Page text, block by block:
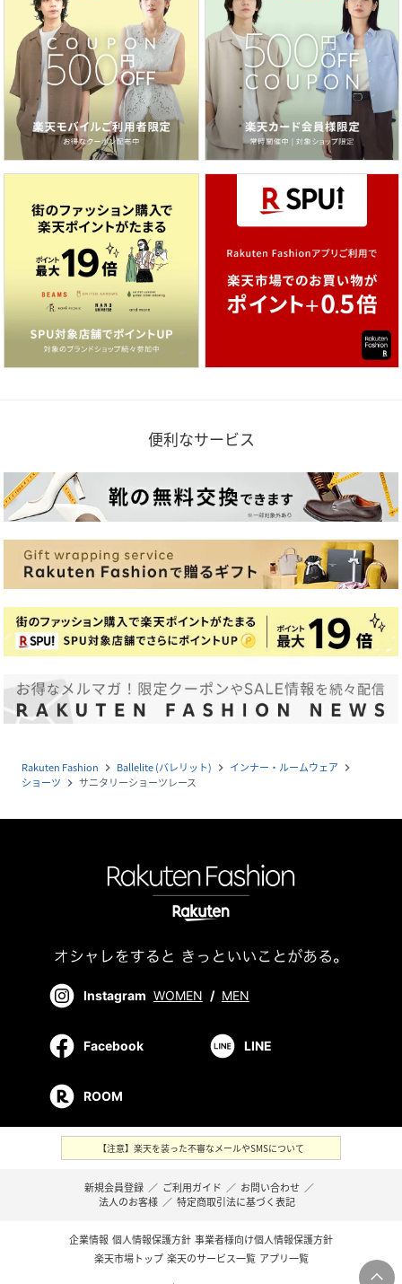
便利なサービス
Rakuten Fashion navigate_next Ballelite (バレリット) navigate_next インナー・ルームウェア navigate_next
ショーツ navigate_next サニタリーショーツレース
Instagram WOMEN / MEN
Facebook LINE
ROOM
【注意】楽天を装った不審なメールやSMSについて
新規会員登録 ／ ご利用ガイド ／ お問い合わせ ／
法人のお客様 ／ 特定商取引法に基づく表記
企業情報 個人情報保護方針 事業者様向け個人情報保護方針
楽天市場トップ 楽天のサービス一覧 アプリ一覧